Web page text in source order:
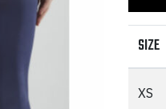
SIZE
XS